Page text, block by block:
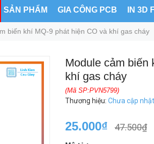
SẢN PHẨM GIA CÔNG PCB IN 3D
biến khí MQ-9 phát hiện CO và khí gas cháy
Module cảm biến
khí gas cháy
(Mã SP:PVN5799)
Thương hiệu: Chưa cập nhật
25.000₫ 47.500₫